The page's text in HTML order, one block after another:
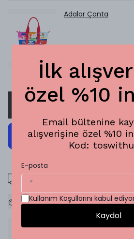
Adalar Çanta
SEPETE EKLE
750 tl ve üzeri alışverişlerde,
İş günleri saat 12:00'e kadar
gün kargoda!
Ürün Açıklaması
İlk
özel %10
Email bültenine
alışverişine özel %10
Kod:
E-posta
Kullanım Koşullarını kabul
Kaydol